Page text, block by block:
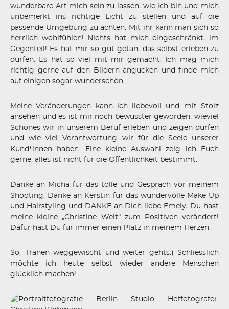
wunderbare Art mich sein zu lassen, wie ich bin und mich
unbemerkt ins richtige Licht zu stellen und auf die
passende Umgebung zu achten. Mit ihr kann man sich so
herrlich wohlfühlen! Nichts hat mich eingeschränkt, im
Gegenteil! Es hat mir so gut getan, das selbst erleben zu
dürfen. Es hat so viel mit mir gemacht. Ich mag mich
richtig gerne auf den Bildern angucken und finde mich
auf einigen sogar wunderschön.
Meine Veränderungen kann ich liebevoll und mit Stolz
ansehen und es ist mir noch bewusster geworden, wieviel
Schönes wir in unserem Beruf erleben und zeigen dürfen
und wie viel Verantwortung wir für die Seele unserer
Kund*innen haben. Eine kleine Auswahl zeig ich Euch
gerne, alles ist nicht für die Öffentlichkeit bestimmt.
Danke an Micha für das tolle und Gespräch vor meinem
Shooting, Danke an Kerstin für das wundervolle Make Up
und Hairstyling und DANKE an Dich liebe Emely, Du hast
meine kleine „Christine Welt“ zum Positiven verändert!
Dafür hast Du für immer einen Platz in meinem Herzen.
So, Tränen weggewischt und weiter gehts:) Schliesslich
möchte ich heute selbst wieder andere Menschen
glücklich machen!